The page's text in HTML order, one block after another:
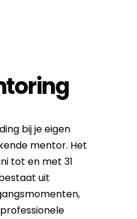
bij je eigen
mentor. Het
tot en met 31
uit